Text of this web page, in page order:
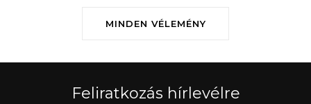
MINDEN VÉLEMÉNY
Feliratkozás hírlevélre